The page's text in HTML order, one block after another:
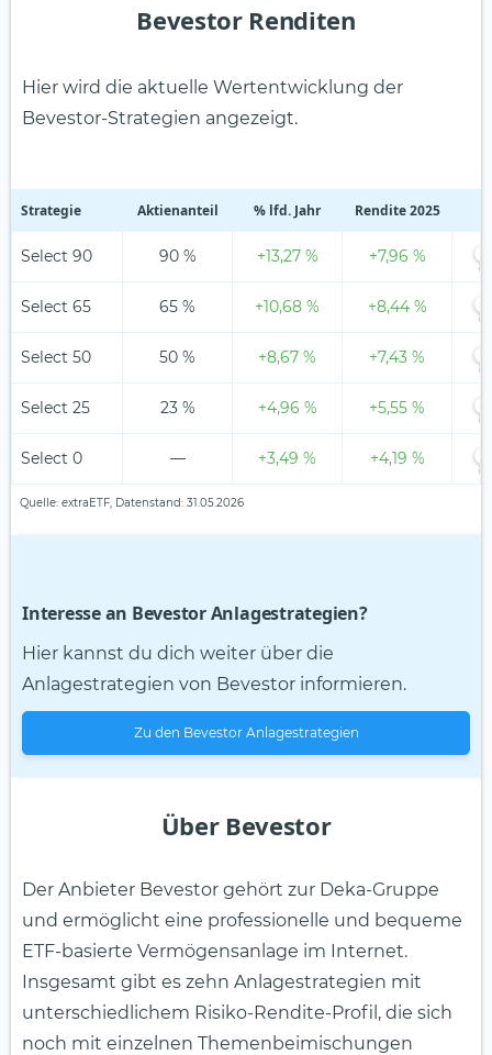
Bevestor Renditen
Hier wird die aktuelle Wertentwicklung der
Bevestor-Strategien angezeigt.
Strategie Aktienanteil % lfd. Jahr Rendite 2025
Select 90 90 % +13,27 % +7,96 %
12345
Select 65 65 % +10,68 % +8,44 %
12345
Select 50 50 % +8,67 % +7,43 %
12345
Select 25 23 % +4,96 % +5,55 %
12345
Select 0 — +3,49 % +4,19 %
12345
Quelle: extraETF, Datenstand: 31.05.2026
Interesse an Bevestor Anlagestrategien?
Hier kannst du dich weiter über die
Anlagestrategien von Bevestor informieren.
Zu den Bevestor Anlagestrategien
Über Bevestor
Der Anbieter Bevestor gehört zur Deka-Gruppe
und ermöglicht eine professionelle und bequeme
ETF-basierte Vermögensanlage im Internet.
Insgesamt gibt es zehn Anlagestrategien mit
unterschiedlichem Risiko-Rendite-Profil, die sich
noch mit einzelnen Themenbeimischungen